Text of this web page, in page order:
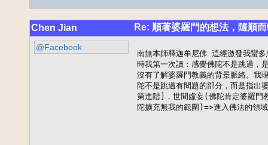
Chen Jian Re: 順著婆羅門的想法，隨順
@Facebook
南無本師釋迦牟尼佛 這經激發我蠻
時我第一次讀：感覺佛陀不是跳過，
沒有了解婆羅門教義的背景脈絡。我
陀不是跳過有問題的部分，而是指出
第進階]，世間虛妄(佛陀肯定婆羅門
陀擴充無我的範圍)=>進入佛法的領